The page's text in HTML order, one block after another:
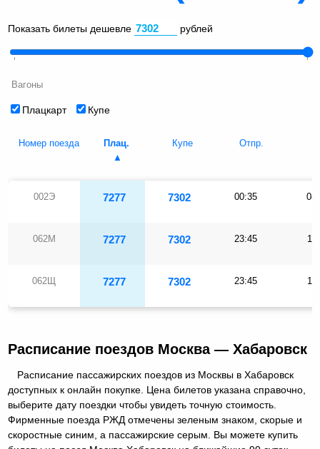
Показать билеты дешевле рублей
Вагоны
Плацкарт Купе
Номер поезда Плац. Купе Отпр.
002Э 7277 7302 00:35
062М 7277 7302 23:45
062Щ 7277 7302 23:45
Расписание поездов Москва — Хабаровск
Расписание пассажирских поездов из Москвы в Хабаровск
доступных к онлайн покупке. Цена билетов указана справочно,
выберите дату поездки чтобы увидеть точную стоимость.
Фирменные поезда РЖД отмечены зеленым знаком, скорые и
скоростные синим, а пассажирские серым. Вы можете купить